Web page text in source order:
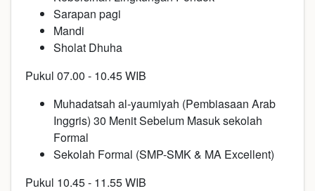
Sarapan pagi
Mandi
Sholat Dhuha
Pukul 07.00 - 10.45 WIB
Muhadatsah al-yaumiyah (Pembiasaan Arab
Inggris) 30 Menit Sebelum Masuk sekolah
Formal
Sekolah Formal (SMP-SMK & MA Excellent)
Pukul 10.45 - 11.55 WIB